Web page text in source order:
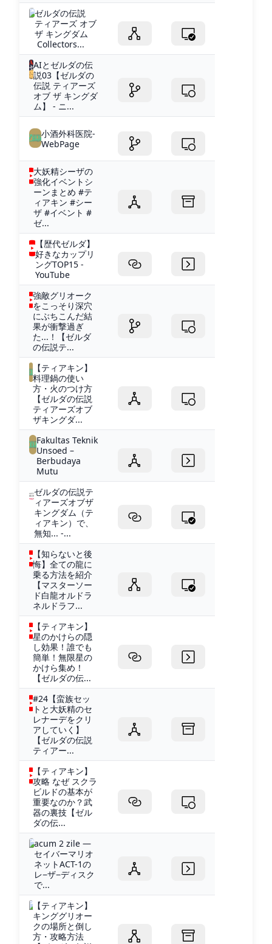
ゼルダの伝説
ティアーズ オブ
ザ キングダム
Collectors...
AIとゼルダの伝
説03【ゼルダの
伝説 ティアーズ
オブ ザ キングダ
ム】 - ニ...
小酒外科医院-
WebPage
大妖精シーザの
強化イベントシ
ーンまとめ #テ
ィアキン #シー
ザ #イベント #
ゼ...
【歴代ゼルダ】
好きなカップリ
ングTOP15 -
YouTube
強敵グリオーク
をこっそり深穴
にぶちこんだ結
果が衝撃過ぎ
た...！【ゼルダ
の伝説テ...
【ティアキン】
料理鍋の使い
方・火のつけ方
【ゼルダの伝説
ティアーズオブ
ザキングダ...
Fakultas Teknik
Unsoed –
Berbudaya
Mutu
ゼルダの伝説テ
ィアーズオブザ
キングダム（テ
ィアキン）で、
無知... -...
【知らないと後
悔】全ての龍に
乗る方法を紹介
【マスターソー
ド白龍オルドラ
ネルドラフ...
【ティアキン】
星のかけらの隠
し効果！誰でも
簡単！無限星の
かけら集め！
【ゼルダの伝...
#24【蛮族セッ
トと大妖精のセ
レナーデをクリ
アしていく】
【ゼルダの伝説
ティアー...
【ティアキン】
攻略 なぜ スクラ
ビルドの基本が
重要なのか？武
器の裏技【ゼル
ダの伝...
acum 2 zile —
セイバーマリオ
ネットACT-1の
レ−ザ−ディスク
で...
【ティアキン】
キンググリオー
クの場所と倒し
方・攻略方法